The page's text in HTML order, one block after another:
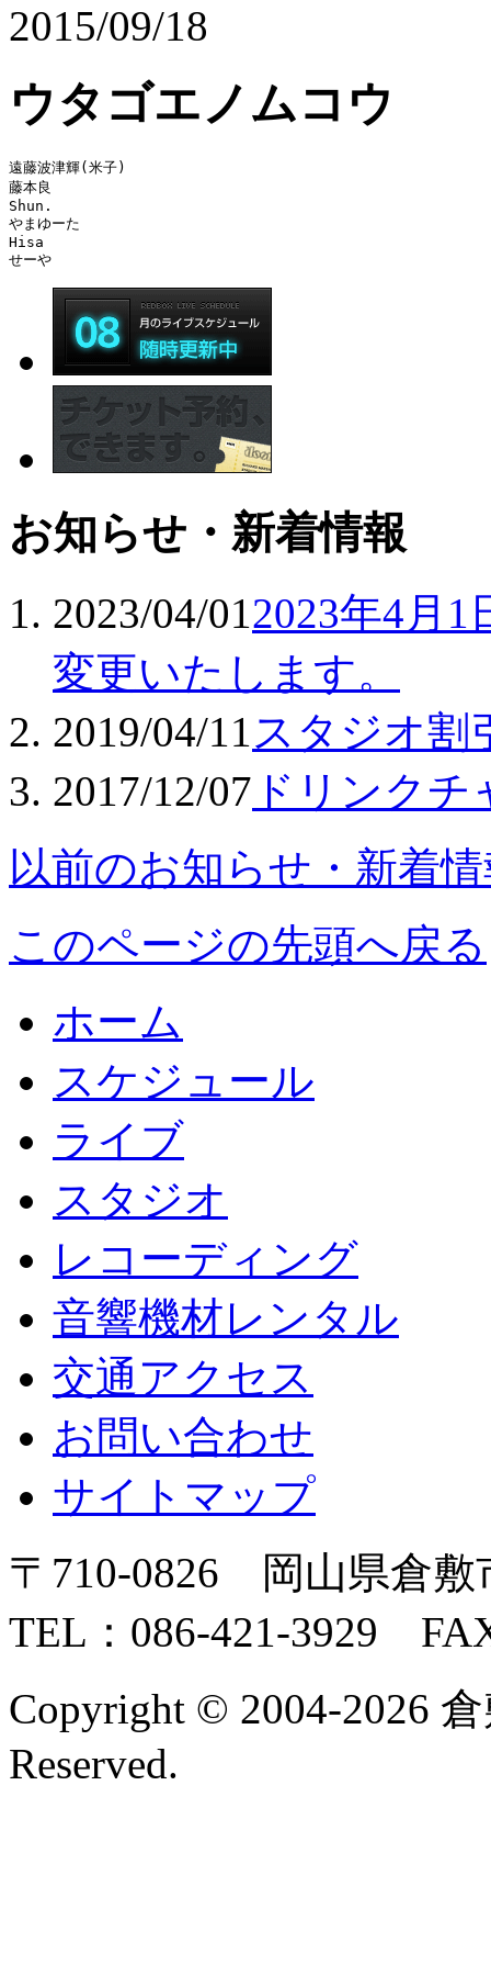
2015/09/18
ウタゴエノムコウ
遠藤波津輝(米子)
藤本良
Shun.
やまゆーた
Hisa
せーや
お知らせ・新着情報
2023/04/012023年4月
変更いたします。
2019/04/11 スタジオ割
2017/12/07 ドリンク
以前のお知らせ・新着
このページの先頭へ戻る
ホーム
スケジュール
ライブ
スタジオ
レコーディング
音響機材レンタル
交通アクセス
お問い合わせ
サイトマップ
〒710-0826 岡山県倉敷
TEL：086-421-3929
Copyright © 2004-2026
Reserved.